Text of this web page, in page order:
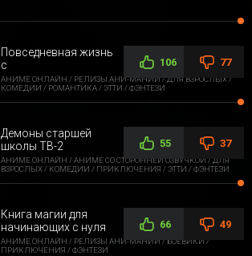
Повседневная жизнь
с
АНИМЕ ОНЛАЙН / РЕЛИЗЫ АНИ-МАНИИ / ДЛЯ ВЗРОСЛЫХ /
КОМЕДИИ / РОМАНТИКА / ЭТТИ / ФЭНТЕЗИ
106 77
Демоны старшей
школы ТВ-2
АНИМЕ ОНЛАЙН / АНИМЕ СО СТОРОННЕЙ ОЗВУЧКОЙ / ДЛЯ
ВЗРОСЛЫХ / КОМЕДИИ / ПРИКЛЮЧЕНИЯ / ЭТТИ / ФЭНТЕЗИ
55 37
Книга магии для
начинающих с нуля
АНИМЕ ОНЛАЙН / РЕЛИЗЫ АНИ-МАНИИ / БОЕВИКИ /
ПРИКЛЮЧЕНИЯ / ФЭНТЕЗИ
66 49